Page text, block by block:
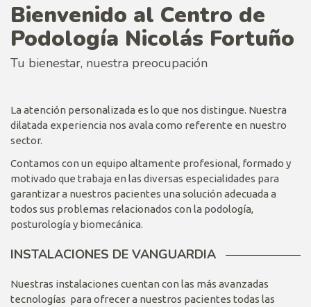
Bienvenido al Centro de
Podología Nicolás Fortuño
Tu bienestar, nuestra preocupación
La atención personalizada es lo que nos distingue. Nuestra
dilatada experiencia nos avala como referente en nuestro
sector.
Contamos con un equipo altamente profesional, formado y
motivado que trabaja en las diversas especialidades para
garantizar a nuestros pacientes una solución adecuada a
todos sus problemas relacionados con la podología,
posturología y biomecánica.
INSTALACIONES DE VANGUARDIA
Nuestras instalaciones cuentan con las más avanzadas
tecnologías para ofrecer a nuestros pacientes todas las